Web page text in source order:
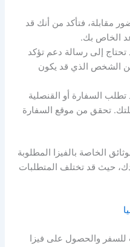
مقابلة، فتأكد من أنك قد
الخاص بك.
إلى رسالة دعم تؤكد
الشخص الذي قد يكون
تطلب السفارة أو القنصلية
تحقق من موقع السفارة
الخاصة بالفيزا المطلوبة
حيث قد تختلف المتطلبات
والحصول على فيزا